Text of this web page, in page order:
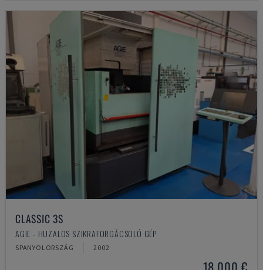
CLASSIC 3S
AGIE - HUZALOS SZIKRAFORGÁCSOLÓ GÉP
SPANYOLORSZÁG 2002